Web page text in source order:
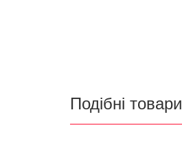
Подібні товари